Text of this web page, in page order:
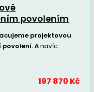
povolením
projektovou
povolení. Anavíc
197 870 Kč